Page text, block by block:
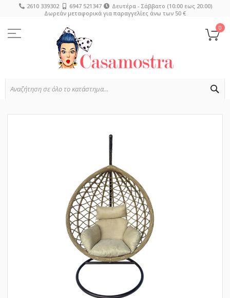
2610 339302 6947 521347
Δευτέρα - Σάββατο (10:00 εως 20:00)
Δωρεάν μεταφορικά για παραγγελίες άνω των 50 €
στο
περιεχόμενο
0